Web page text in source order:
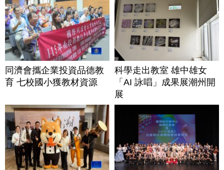
同濟會攜企業投資品德教
育 七校國小獲教材資源
科學走出教室 雄中雄女
「AI 詠唱」成果展潮州開
展